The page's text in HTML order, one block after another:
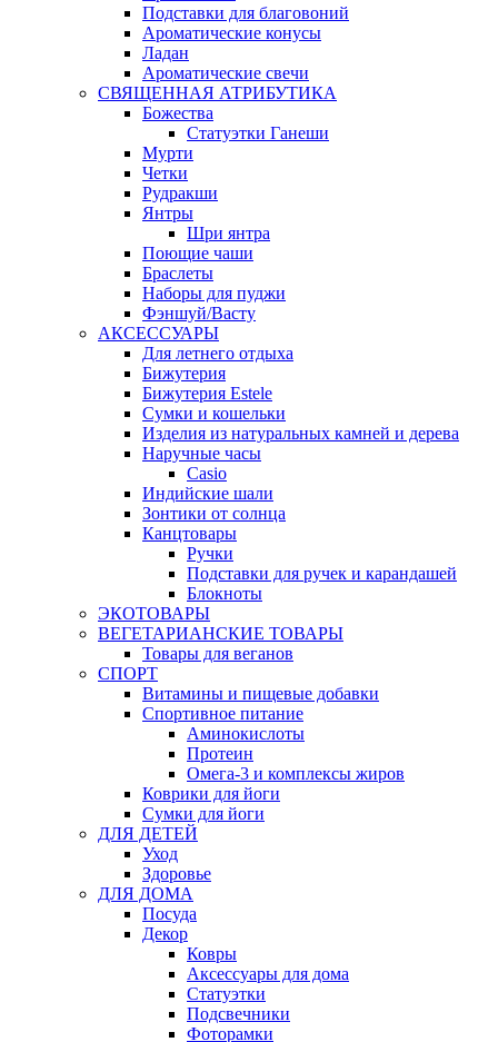
Подставки для благовоний
Ароматические конусы
Ладан
Ароматические свечи
СВЯЩЕННАЯ АТРИБУТИКА
Божества
Статуэтки Ганеши
Мурти
Четки
Рудракши
Янтры
Шри янтра
Поющие чаши
Браслеты
Наборы для пуджи
Фэншуй/Васту
АКСЕССУАРЫ
Для летнего отдыха
Бижутерия
Бижутерия Estele
Сумки и кошельки
Изделия из натуральных камней и дерева
Наручные часы
Casio
Индийские шали
Зонтики от солнца
Канцтовары
Ручки
Подставки для ручек и карандашей
Блокноты
ЭКОТОВАРЫ
ВЕГЕТАРИАНСКИЕ ТОВАРЫ
Товары для веганов
СПОРТ
Витамины и пищевые добавки
Спортивное питание
Аминокислоты
Протеин
Омега-3 и комплексы жиров
Коврики для йоги
Сумки для йоги
ДЛЯ ДЕТЕЙ
Уход
Здоровье
ДЛЯ ДОМА
Посуда
Декор
Ковры
Аксессуары для дома
Статуэтки
Подсвечники
Фоторамки